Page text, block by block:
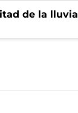
de la lluvia